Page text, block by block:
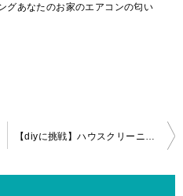
グあなたのお家のエアコンの匂い